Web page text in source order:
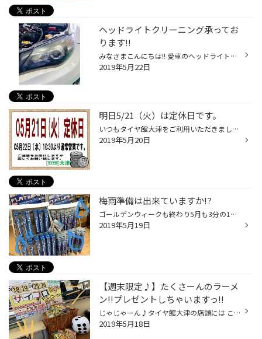
ヘッドライトクリーニング承ってお
ります!!
みなさまこんにちは!! 愛車のヘッドライトが新車の時に比べると くすんできたかなって感じておられませんか?? 先日、お客様から依頼を頂き施工させて頂きました♪ ◎Before ◎After とってもピカピカになりましたねっ☆” ぜひ、お困りの方はタイヤ館大津までご相談下さいませ!!
2019年5月22日
明日5/21（火）は定休日です。
いつもタイヤ館大津をご利用いただきまして ありがとうございます(´•ㅅ•`)! 明日5/21（火）は定休日とさせて頂きます。 ご利用のお客様にはご迷惑をお掛け致しますが 宜しくお願い致します。 また5/22（水）10:30より元気に営業いたします♪” 安全点検、空気圧点検も無料でおこなっております☆” 2019...
2019年5月20日
梅雨準備は出来ていますか!?
ゴールデンウィークも終わり5月も3分の1が終わりましたね!! 最近はお天気も少し不安定ですよね(´；Д；`) もう梅雨時期も目前かもしれません(>д<｡ o)｡ 皆さま梅雨時期の準備はできていますか？ タイヤの残溝→雨の日の制動距離にかかわるとっても重要なポイントです!! ワイパーの拭きむら→雨の日の視...
2019年5月19日
【週末限定♪】たくさーんのラーメ
ン!!プレゼントしちゃいますっ!!
じゃじゃーん♪タイヤ館大津の店頭には こんなにたくさんの【ラーメン】をご用意しております(◍ ´꒳` ◍)b そうですっ!!昨日告知しておりました、週末限定イベントが 開催されております♪” 期間は、１８日(土)・１９日(日)、２５日(土)・２６日(日)の４日間です！ イベント内容は、『サイコロチャレン...
2019年5月18日